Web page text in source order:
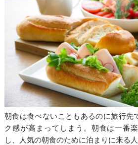
朝食は食べないこともあるのに旅行先
ク感が高まってしまう。朝食は一番
し、人気の朝食のために泊まりに来る人